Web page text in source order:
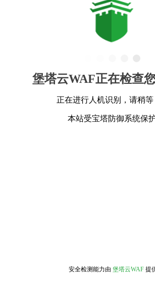
堡塔云WAF正在检查
正在进行人机识别，请稍等
本站受宝塔防御系统保
安全检测能力由 堡塔云WAF 提